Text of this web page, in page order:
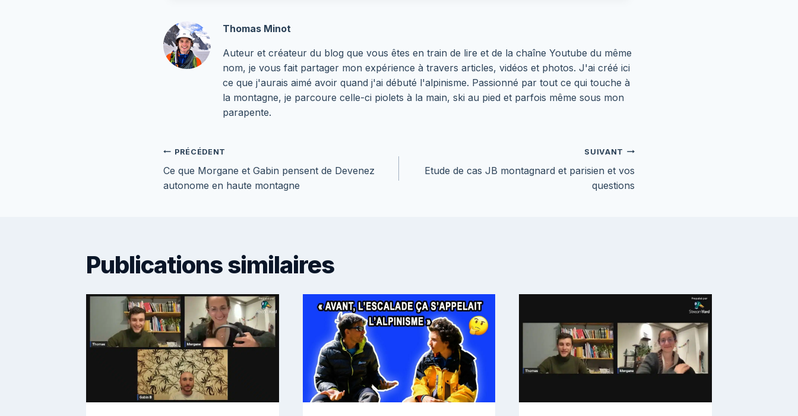
Thomas Minot
Auteur et créateur du blog que vous êtes en train de lire et de la chaîne Youtube du même
nom, je vous fait partager mon expérience à travers articles, vidéos et photos. J'ai créé ici
ce que j'aurais aimé avoir quand j'ai débuté l'alpinisme. Passionné par tout ce qui touche à
la montagne, je parcoure celle-ci piolets à la main, ski au pied et parfois même sous mon
parapente.
Navigation
de
PRÉCÉDENT
Ce que Morgane et Gabin pensent de Devenez
autonome en haute montagne
SUIVANT
Etude de cas JB montagnard et parisien et vos
questions
Publications similaires